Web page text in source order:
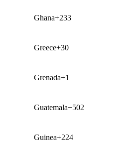
Ghana+233
Greece+30
Grenada+1
Guatemala+502
Guinea+224